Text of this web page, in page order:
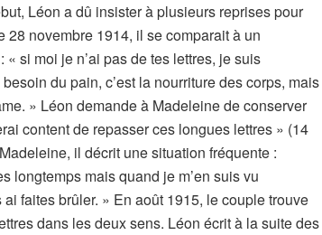
Léon a dû insister à plusieurs reprises pour
novembre 1914, il se comparait à un
si moi je n’ai pas de tes lettres, je suis
du pain, c’est la nourriture des corps, mais
» Léon demande à Madeleine de conserver
content de repasser ces longues lettres » (14
il décrit une situation fréquente :
longtemps mais quand je m’en suis vu
faites brûler. » En août 1915, le couple trouve
dans les deux sens. Léon écrit à la suite des